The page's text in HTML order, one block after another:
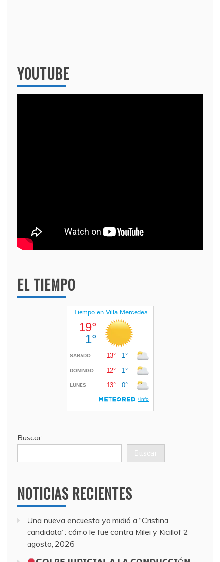
YOUTUBE
EL TIEMPO
Buscar
Buscar
NOTICIAS RECIENTES
Una nueva encuesta ya midió a “Cristina
candidata”: cómo le fue contra Milei y Kicillof 2
agosto, 2026